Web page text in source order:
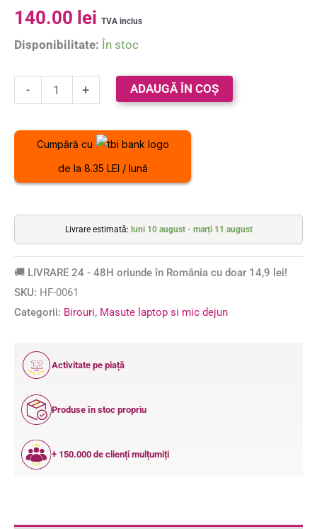
Evaluat la
5.00din 5 pe
singure
140.00 lei TVA inclus
Disponibilitate: În stoc
- + ADAUGĂ ÎN COȘ
Cumpără cu
de la 8.35 LEI / lună
Livrare estimată: luni 10 august - marți 11 august
🚚 LIVRARE 24 - 48H oriunde în România cu doar 14,9 lei!
SKU: HF-0061
Categorii: Birouri, Masute laptop si mic dejun
12
ANI
Activitate pe piață
Produse în stoc propriu
+ 150.000 de clienți mulțumiți